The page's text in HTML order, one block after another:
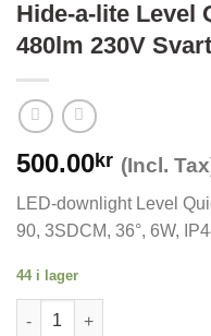
Hide-a-lite Level
480lm 230V Svart
500.00kr (Incl.
LED-downlight Level
90, 3SDCM, 36°, 6W,
44 i lager
Hide-a-lite Level Quick